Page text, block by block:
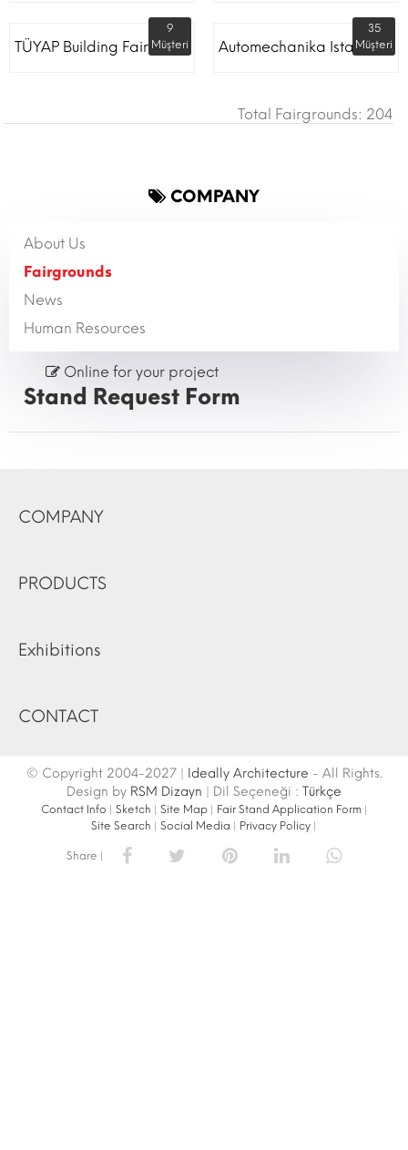
TÜYAP Building Fair
9
Müşteri
Automechanika Istanbul
35
Müşteri
Total Fairgrounds: 204
COMPANY
About Us
Fairgrounds
News
Human Resources
Online for your project
Stand Request Form
COMPANY
PRODUCTS
Exhibitions
CONTACT
© Copyright 2004-2027 | Ideally Architecture - All Rights.
Design by RSM Dizayn | Dil Seçeneği : Türkçe
Contact Info Sketch Site Map| Fair Stand Application Form
Site Search
Social Media Privacy Policy
Share |